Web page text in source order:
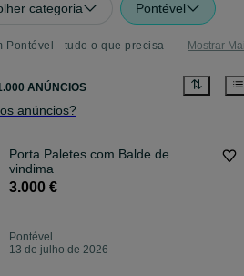
categoria Pontével
Pontével - tudo o que precisa Mostrar
ANÚNCIOS
anúncios?
Porta Paletes com Balde de
vindima
3.000 €
Pontével
13 de julho de 2026